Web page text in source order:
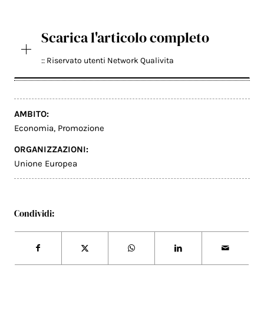
Scarica l'articolo completo
:: Riservato utenti Network Qualivita
AMBITO:
Economia, Promozione
ORGANIZZAZIONI:
Unione Europea
Condividi: